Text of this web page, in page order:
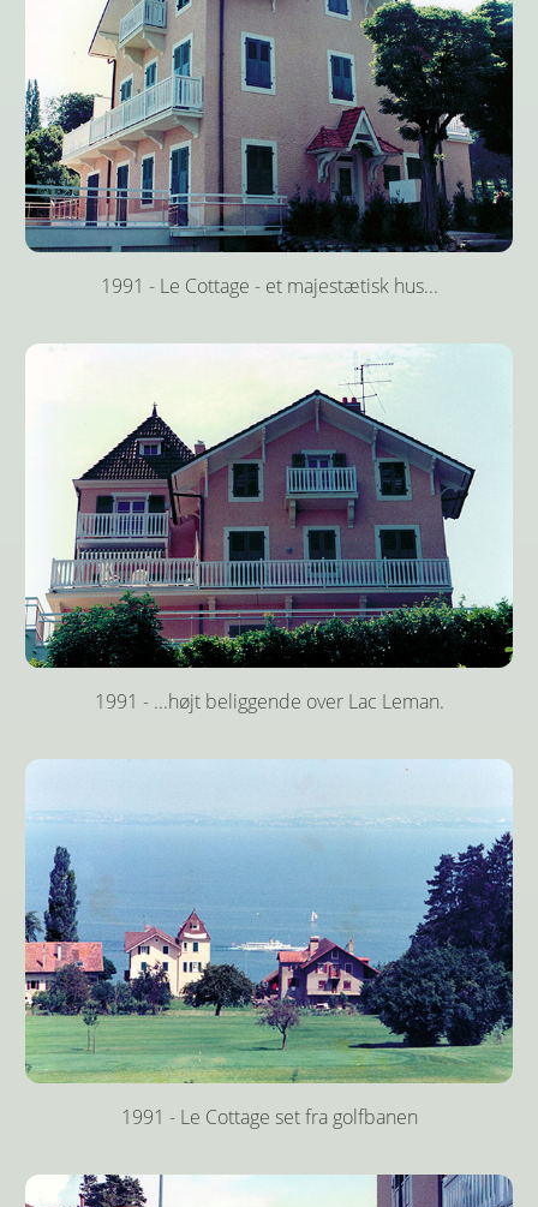
1991 - Le Cottage - et majestætisk hus...
1991 - ...højt beliggende over Lac Leman.
1991 - Le Cottage set fra golfbanen